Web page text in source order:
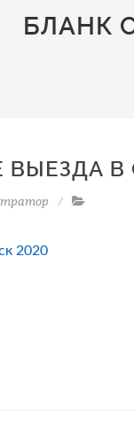
БЛАНК
ВЫЕЗДА В
2020